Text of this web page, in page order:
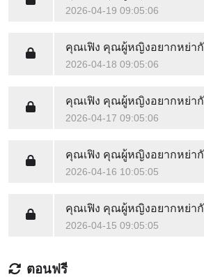
2026-04-19 09:05:06
คุ
2026-04-18 09:05:06
คุ
2026-04-17 09:05:06
คุ
2026-04-16 10:05:05
คุ
2026-04-15 09:05:05
ตอนฟรี